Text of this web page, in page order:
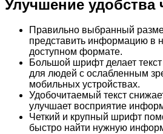
Улучшение удобства
Правильно выбранный
представить информацию в
доступном формате.
Большой шрифт делает
для людей с ослабленным
мобильных устройствах.
Удобочитаемый текст
улучшает восприятие
Четкий и крупный шрифт
быстро найти нужную